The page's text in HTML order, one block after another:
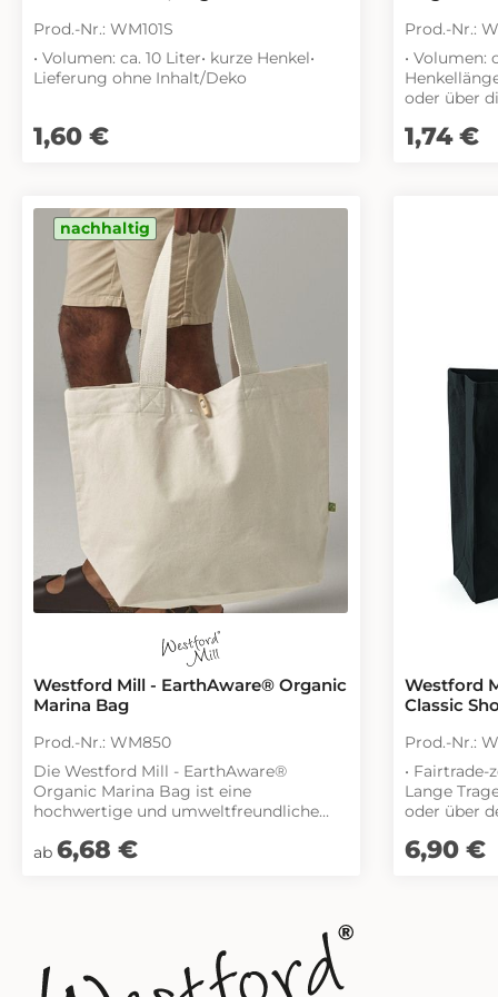
Prod.-Nr.: WM101S
• Volumen: ca. 10 Liter• kurze Henkel•
Lieferung ohne Inhalt/Deko
Regulärer Preis:
1,60 €
Prod.-Nr.:
• Volumen:
oder über
Regulärer
1,74 €
nachhaltig
Westford Mill - EarthAware® Organic
Marina Bag
Prod.-Nr.: WM850
Die Westford Mill - EarthAware®
Organic Marina Bag ist eine
hochwertige und umweltfreundliche
funktional ist. Hergestellt aus schwerer
Knebelverschluss sorgt dafür, dass Ihre
Gegenstände sicher verstaut sind,
während die gewebten Baumwoll-
Tragegriffe sowohl in der Hand als auch
Regulärer Preis:
ab6,68 €
Westford
Classic
Prod.-Nr.:
•
Lange
oder über
ohne Inhalt/
Regulärer
6,90 €